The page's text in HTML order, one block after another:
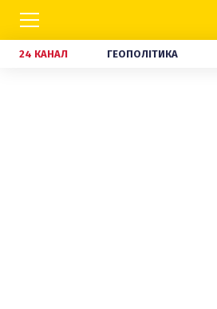
24 КАНАЛ ГЕОПОЛІТИКА